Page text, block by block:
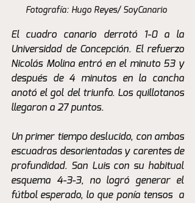
Fotografía: Hugo Reyes/ SoyCanario
El cuadro canario derrotó 1-0 a la
Universidad de Concepción. El refuerzo
Nicolás Molina entró en el minuto 53 y
después de 4 minutos en la cancha
anotó el gol del triunfo. Los quillotanos
llegaron a 27 puntos.
Un primer tiempo deslucido, con ambas
escuadras desorientadas y carentes de
profundidad. San Luis con su habitual
esquema 4-3-3, no logró generar el
fútbol esperado, lo que ponía tensos  a